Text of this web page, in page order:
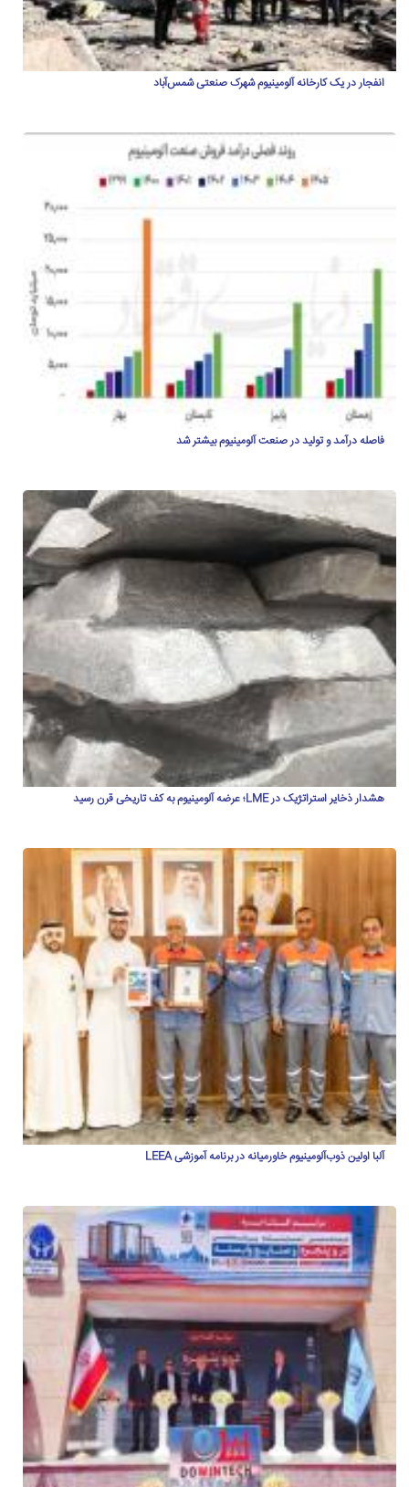
انفجار در یک کارخانه آلومینیوم شهرک صنعتی شمس‌آباد
فاصله درآمد و تولید در صنعت آلومینیوم بیشتر شد
هشدار ذخایر استراتژیک در LME؛ عرضه آلومینیوم به کف تاریخی قرن رسید
آلبا اولین ذوب‌آلومینیوم خاورمیانه در برنامه آموزشی LEEA